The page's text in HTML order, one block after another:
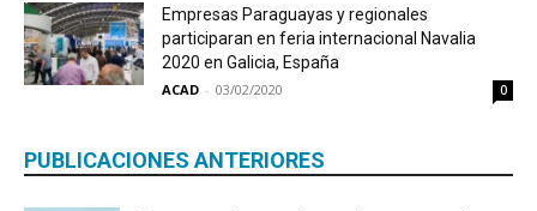
Empresas Paraguayas y regionales
participaran en feria internacional Navalia
2020 en Galicia, España
ACAD - 03/02/2020 0
PUBLICACIONES ANTERIORES